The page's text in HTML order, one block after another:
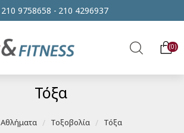
210 9758658 - 210 4296937
0
Αθλήματα Τοξοβολία Τόξα
Τόξα